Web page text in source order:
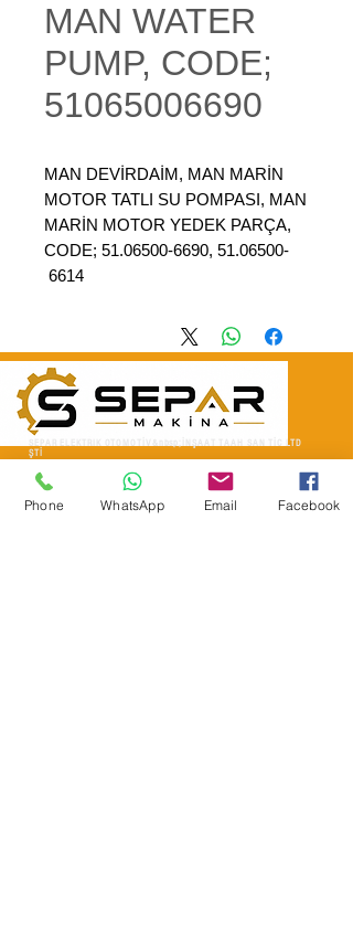
MAN WATER
PUMP, CODE;
51065006690
MAN DEVİRDAİM, MAN MARİN
MOTOR TATLI SU POMPASI, MAN
MARİN MOTOR YEDEK PARÇA,
CODE; 51.06500-6690, 51.06500-
6614
SEPAR ELEKTRIK OTOMOTİV&nbsp;İNŞAAT TAAH SAN TİC LTD
ŞTİ
عنوان المقر الرئيسي
&nbsp; &nbsp; &nbsp; YÜKSELTEPE MAH.
SEHIT BAYRAM ULUER CAD. لا: 63 / ب
Phone WhatsApp Email Facebook